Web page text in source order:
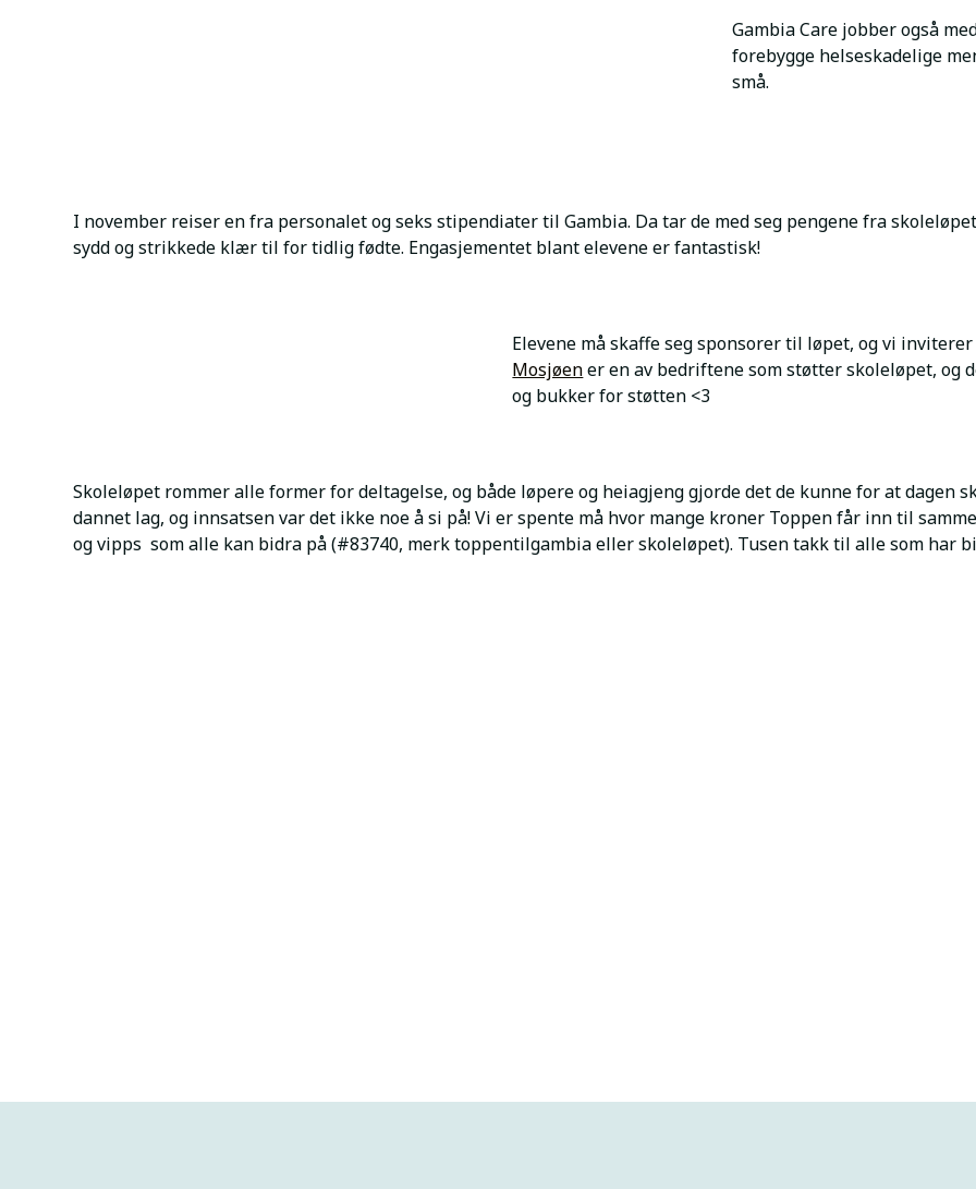
Gambia Care jobber også
forebygge helseskadelige
små.
I november reiser en fra personalet og seks stipendiater til Gambia. Da tar de med seg pengene fra
sydd og strikkede klær til for tidlig fødte. Engasjementet blant elevene er fantastisk!
Elevene må skaffe seg sponsorer til løpet, og vi
Mosjøener en av bedriftene som støtter skoleløpet, og
og bukker for støtten <3
Skoleløpet rommer alle former for deltagelse, og både løpere og heiagjeng gjorde det de kunne for at dagen
dannet lag, og innsatsen var det ikke noe å si på! Vi er spente må hvor mange kroner Toppen får inn til
og vipps som alle kan bidra på (#83740, merk toppentilgambia eller skoleløpet). Tusen takk til alle som har